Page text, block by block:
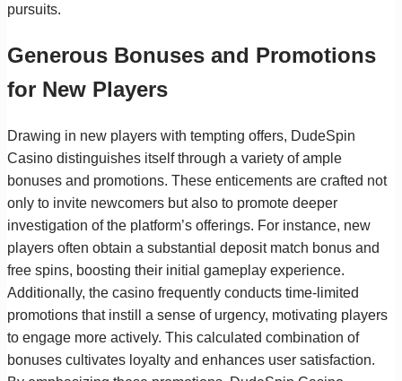
pursuits.
Generous Bonuses and Promotions
for New Players
Drawing in new players with tempting offers, DudeSpin
Casino distinguishes itself through a variety of ample
bonuses and promotions. These enticements are crafted not
only to invite newcomers but also to promote deeper
investigation of the platform’s offerings. For instance, new
players often obtain a substantial deposit match bonus and
free spins, boosting their initial gameplay experience.
Additionally, the casino frequently conducts time-limited
promotions that instill a sense of urgency, motivating players
to engage more actively. This calculated combination of
bonuses cultivates loyalty and enhances user satisfaction.